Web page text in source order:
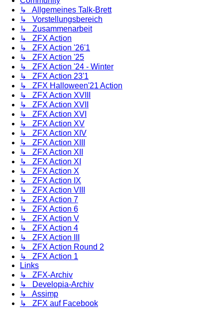
↳ Allgemeines Talk-Brett
↳ Vorstellungsbereich
↳ Zusammenarbeit
↳ ZFX Action
↳ ZFX Action '26'1
↳ ZFX Action '25
↳ ZFX Action '24 - Winter
↳ ZFX Action 23'1
↳ ZFX Halloween'21 Action
↳ ZFX Action XVIII
↳ ZFX Action XVII
↳ ZFX Action XVI
↳ ZFX Action XV
↳ ZFX Action XIV
↳ ZFX Action XIII
↳ ZFX Action XII
↳ ZFX Action XI
↳ ZFX Action X
↳ ZFX Action IX
↳ ZFX Action VIII
↳ ZFX Action 7
↳ ZFX Action 6
↳ ZFX Action V
↳ ZFX Action 4
↳ ZFX Action III
↳ ZFX Action Round 2
↳ ZFX Action 1
Links
↳ ZFX-Archiv
↳ Developia-Archiv
↳ Assimp
↳ ZFX auf Facebook